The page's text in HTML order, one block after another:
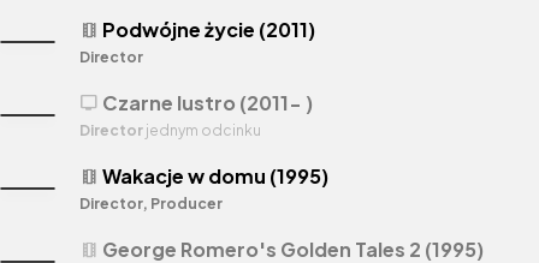
theaters Wakacje w domu (1995)
Director, Producer
theaters Podwójne życie (2011)
Director
theaters George Romero's Golden Tales 2 (1995)
tv Czarne lustro (2011- )
Director jednym odcinku